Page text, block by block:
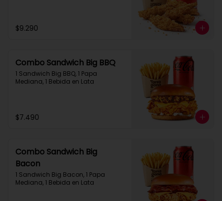
$9.290
Combo Sandwich Big BBQ
1 Sandwich Big BBQ, 1 Papa
Mediana, 1 Bebida en Lata
$7.490
Combo Sandwich Big
Bacon
1 Sandwich Big Bacon, 1 Papa
Mediana, 1 Bebida en Lata